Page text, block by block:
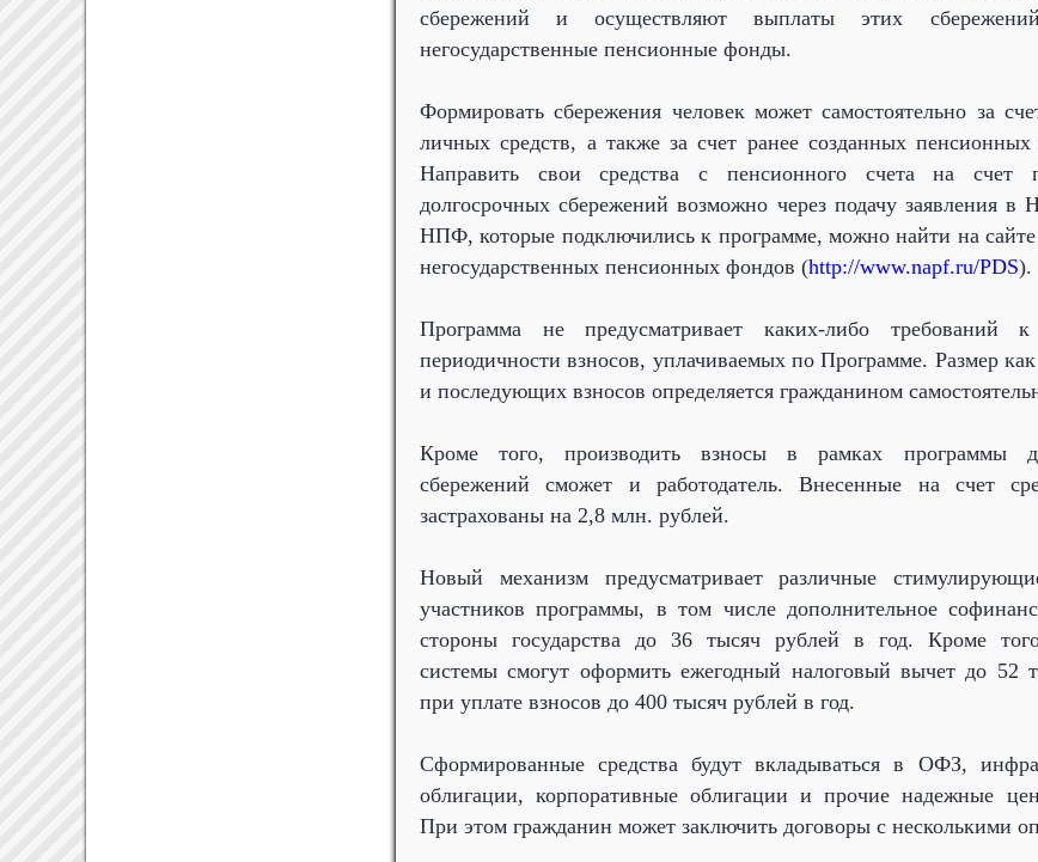
сбережений и осуществляют выплаты этих
негосударственные пенсионные фонды.
Формировать сбережения человек может самостоятельно за
личных средств, а также за счет ранее созданных пенсионных
Направить свои средства с пенсионного счета на счет
долгосрочных сбережений возможно через подачу заявления
НПФ, которые подключились к программе, можно найти на
негосударственных пенсионных фондов (http://www.napf.ru/PDS).
Программа не предусматривает каких-либо требований
периодичности взносов, уплачиваемых по Программе. Размер
и последующих взносов определяется гражданином
Кроме того, производить взносы в рамках программы
сбережений сможет и работодатель. Внесенные на счет
застрахованы на 2,8 млн. рублей.
Новый механизм предусматривает различные
участников программы, в том числе дополнительное
стороны государства до 36 тысяч рублей в год. Кроме
системы смогут оформить ежегодный налоговый вычет до 52
при уплате взносов до 400 тысяч рублей в год.
Сформированные средства будут вкладываться в ОФЗ,
облигации, корпоративные облигации и прочие надежные
При этом гражданин может заключить договоры с несколькими